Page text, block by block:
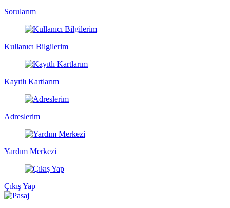
Sorularım
Kullanıcı Bilgilerim
Kayıtlı Kartlarım
Adreslerim
Yardım Merkezi
Çıkış Yap